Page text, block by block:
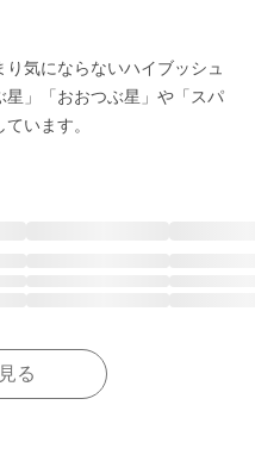
気にならないハイブッシュ
」「おおつぶ星」や「スパ
います。
る